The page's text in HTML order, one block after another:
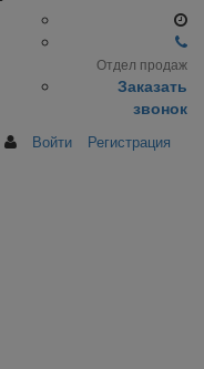
Отдел продаж
Заказать
звонок
Войти Регистрация